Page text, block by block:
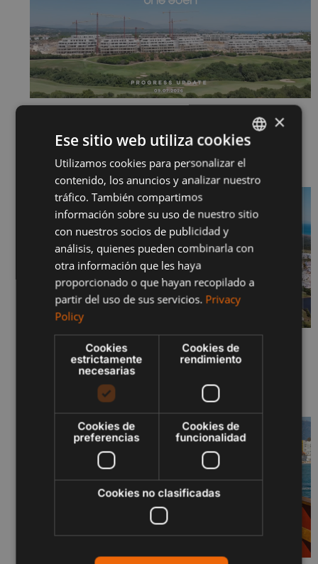
15 de julio de 2026
SERENITY JUNIO 2026 – FASES I Y II
29 de junio de 2026
Sigue leyendo "
ENGLISH
SPANISH
FRENCH
×
Ese sitio web utiliza cookies
Utilizamos cookies para personalizar el
contenido, los anuncios y analizar nuestro
tráfico. También compartimos
información sobre su uso de nuestro sitio
con nuestros socios de publicidad y
análisis, quienes pueden combinarla con
otra información que les haya
proporcionado o que hayan recopilado a
partir del uso de sus servicios. Privacy
Policy
Cookies
estrictamente
necesarias
Cookies de
rendimiento
Cookies de
preferencias
Cookies de
funcionalidad
Cookies no clasificadas